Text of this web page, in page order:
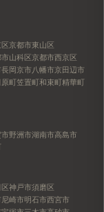
京都市東山区
山科区京都市西京区
長岡京市八幡市京田辺市
町笠置町和束町精華町
野洲市湖南市高島市
神戸市須磨区
尼崎市明石市西宮市